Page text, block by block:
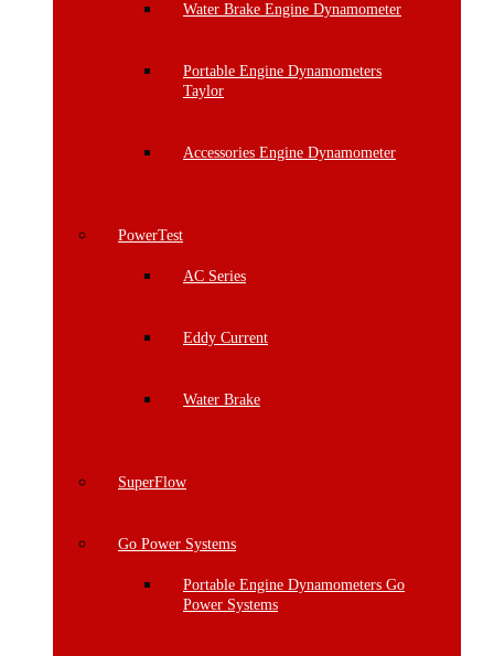
Water Brake Engine Dynamometer
Portable Engine Dynamometers
Taylor
Accessories Engine Dynamometer
PowerTest
AC Series
Eddy Current
Water Brake
SuperFlow
Go Power Systems
Portable Engine Dynamometers Go
Power Systems